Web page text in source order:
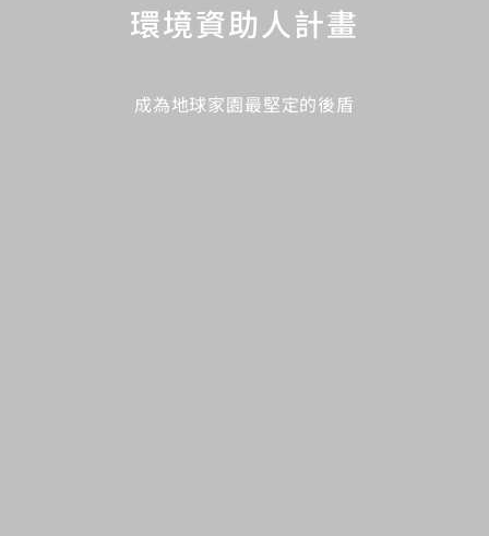
環境資助人計畫
成為地球家園最堅定的後盾